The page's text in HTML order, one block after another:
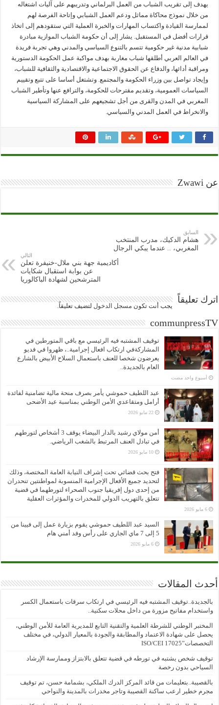
يهدف إلى تقريب الشباب من العمل البرلماني وتدريبهم على آليات اشتغاله
من خلال نموذج محاكاة مماثل ودعم العمل الشبابي وإتاحة الفرصة لهم
لممارسة القيادة واكتساب المهارات والخبرة العملية التي ستقودهم إلى اتخاذ
قرارات أفضل في المستقبل. يشار إلى أن حكومة الشباب الموازية مبادرة
شبابية مدنية غير حكومية تتسم بالتنوع السياسي والمدني وهي تجربة فريدة
في العالم العربي أطلقها شباب مغاربة بهدف مواكبة عمل الحكومة الدستورية
ومراقبة أدائها، والدفاع عن الحقوق الاجتماعية والاقتصادية والثقافية للشباب،
وإيجاد تواصل بين وزراء الحكومة والمجتمع. وتشتغل أساسا على تتبع وتقييم
السياسات العمومية، وتقديم مقترحات للحكومة، والترافع عنها وتأطير الشباب
المغربي في المدن والقرى من أجل تشجيعهم على المشاركة السياسية
والانخراط في العمل المدني والسياسي.
عن Zwawi
السابق
هشام الدكيك، مدرب المنتخب
المغربي، .. عندما يبكي الرجال
التالي
أكاديمية جهة بني ملال-خنيفرة تعلن
عن بوابة استقبال شكايات
المترشحين لشهادة الباكالوريا
اترك تعليقاً
يجب أنت تكون مسجل الدخول لتضيف تعليقاً.
communpressTV
توقيف المشتبه فيه الرئيسي مع باقي المتورطين في
المشاركةفي ارتكاب افعال إجرامية..، ظهروا في فديو
يعرضون شخصا للعنف باستعمال السلاح الأبيض بالشارع
العام بالجديدة..
‏أسبوع واحد مضت
عبد اللطيف حموشي يأمر بصرف منحة مالية تضامنية لفائدة
أرامل ومتقاعدي الأمن الوطني بمناسبة عيد الأضحى
22 مايو 2026
أمن مولاي رشيد بالدار البيضاء يوقف 3 أشخاص لتورطهم
في تبادل العنف المرتبط بالشغب الرياضي.
10 مايو 2026
فتح بحث قضائي تحت إشراف النيابة العامة المختصة، وذلك
لتحديد جميع الأفعال الإجرامية المنسوبة لمواطنتين تنحدران
من إحدى دول إفريقيا جنوب الصحراء لتورطهما في قضية
تتعلق بالتهريب الدولي للمخدرات والمؤثرات العقلية
6 مايو 2026
السيد عبد اللطيف حموشي يقوم بزيارة عمل إلى فيينا من
5 إلى 7 ماي الجاري على رأس وفد أمني هام
6 مايو 2026
أحدث المقالات
بالجديدة..توقيف المشتبه فيه الرئيسي في ارتكاب سرقات باستعمال الكسر
واستخدام مفاتيح مزورة من داخل محلات سكنية..
المختبر الوطني للشرطة العلمية والتقنية التابع للمديرية العامة للأمن الوطني،
يحصل على شهادة الاعتماد والمطابقة والجودة بالمعيار الدولي، في مختلف
التخصصات”ISO/CEI 17025
توقيف شخص يشتبه في تورطه في قضية تتعلق بالابتزاز وممارسة الإرشاد
السياحي بدون رخصة
بالقصيبة..بتعليمات من قائد المركز الدرك الملكي، بشمامة حسن، تم توقيف
مجرم خطير ارعب ساكنة القصيبة وتاجر مخدرات بالمدينة والنواحي